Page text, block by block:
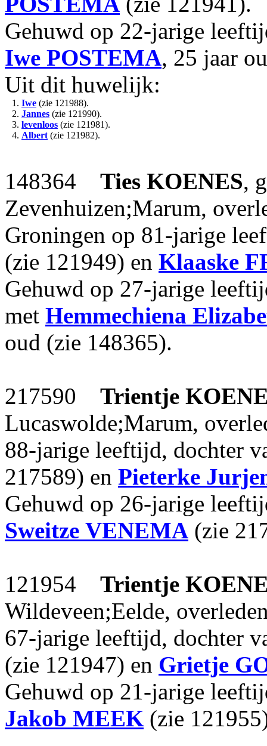
Gehuwd op 22-jarige
Iwe POSTEMA, 25 jaar
Uit dit huwelijk:
1. Iwe (zie 121988).
2. Jannes (zie 121990).
3. levenloos (zie 121981).
4. Albert (zie 121982).
148364 Ties KOENES,
Zevenhuizen;Marum,
Groningen op 81-jarige
(zie 121949) en Klaaske
Gehuwd op 27-jarige
met Hemmechiena
oud (zie 148365).
217590 Trientje
Lucaswolde;Marum,
88-jarige leeftijd, dochter
217589) en Pieterke
Gehuwd op 26-jarige
Sweitze VENEMA (zie
121954 Trientje
Wildeveen;Eelde,
67-jarige leeftijd, dochter
(zie 121947) en Grietje
Gehuwd op 21-jarige
Jakob MEEK (zie